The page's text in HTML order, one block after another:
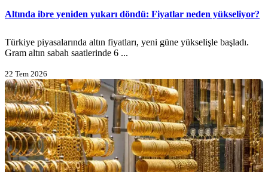
Altında ibre yeniden yukarı döndü: Fiyatlar neden yükseliyor?
Türkiye piyasalarında altın fiyatları, yeni güne yükselişle başladı.
Gram altın sabah saatlerinde 6 ...
22 Tem 2026